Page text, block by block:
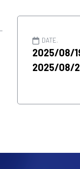
DATE.
2025/08/
2025/08/